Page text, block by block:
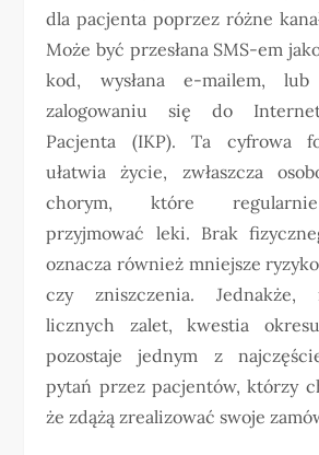
dla pacjenta poprzez różne
Może być przesłana SMS-em
kod, wysłana e-mailem,
zalogowaniu się do
Pacjenta (IKP). Ta cyfrowa
ułatwia życie, zwłaszcza
chorym, które
przyjmować leki. Brak
oznacza również mniejsze
czy zniszczenia. Jednakże,
licznych zalet, kwestia
pozostaje jednym z
pytań przez pacjentów, którzy
że zdążą zrealizować swoje